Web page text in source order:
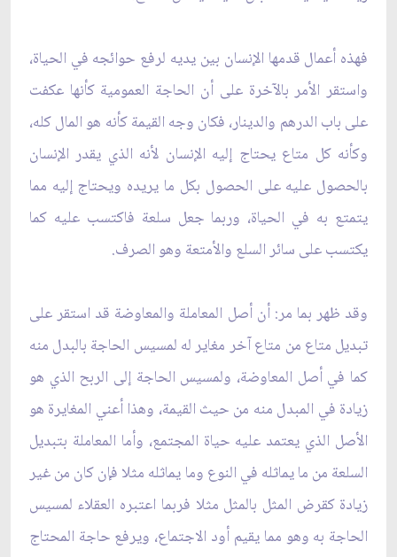
فهذه أعمال قدمها الإنسان بين يديه لرفع حوائجه في الحياة،
واستقر الأمر بالآخرة على أن الحاجة العمومية كأنها عكفت
على باب الدرهم والدينار، فكان وجه القيمة كأنه هو المال كله،
وكأنه كل متاع يحتاج إليه الإنسان لأنه الذي يقدر الإنسان
بالحصول عليه على الحصول بكل ما يريده ويحتاج إليه مما
يتمتع به في الحياة، وربما جعل سلعة فاكتسب عليه كما
يكتسب على سائر السلع والأمتعة وهو الصرف.
وقد ظهر بما مر: أن أصل المعاملة والمعاوضة قد استقر على
تبديل متاع من متاع آخر مغاير له لمسيس الحاجة بالبدل منه
كما في أصل المعاوضة، ولمسيس الحاجة إلى الربح الذي هو
زيادة في المبدل منه من حيث القيمة، وهذا أعني المغايرة هو
الأصل الذي يعتمد عليه حياة المجتمع، وأما المعاملة بتبديل
السلعة من ما يماثله في النوع وما يماثله مثلا فإن كان من غير
زيادة كقرض المثل بالمثل مثلا فربما اعتبره العقلاء لمسيس
الحاجة به وهو مما يقيم أود الاجتماع، ويرفع حاجة المحتاج